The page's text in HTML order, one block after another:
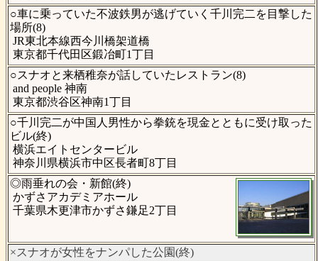
○車に乗っていた不波鉄男が逃げていく千川完二を目撃した
場所(8)
JR東北本線西今川橋架道橋
東京都千代田区鍛冶町1丁目
○スナオと来栖稚奈が話していたレストラン(8)
and people 神南
東京都渋谷区神南1丁目
○千川完二が中国人男性から拳銃を現金とともに受け取った
ビル(終)
横浜エイトセンタービル
神奈川県横浜市中区長者町8丁目
◎雨垂れの会・新館(終)
かずさアカデミアホール
千葉県木更津市かずさ鎌足2丁目
×スナオが女性をナンパした公園(終)